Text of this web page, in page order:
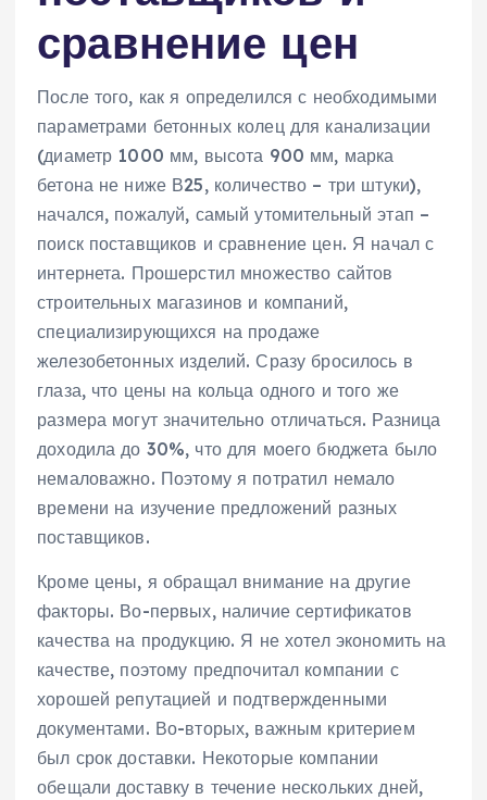
сравнение цен
После того‚ как я определился с необходимыми
параметрами бетонных колец для канализации
(диаметр 1000 мм‚ высота 900 мм‚ марка
бетона не ниже В25‚ количество – три штуки)‚
начался‚ пожалуй‚ самый утомительный этап –
поиск поставщиков и сравнение цен. Я начал с
интернета. Прошерстил множество сайтов
строительных магазинов и компаний‚
специализирующихся на продаже
железобетонных изделий. Сразу бросилось в
глаза‚ что цены на кольца одного и того же
размера могут значительно отличаться. Разница
доходила до 30%‚ что для моего бюджета было
немаловажно. Поэтому я потратил немало
времени на изучение предложений разных
поставщиков.
Кроме цены‚ я обращал внимание на другие
факторы. Во-первых‚ наличие сертификатов
качества на продукцию. Я не хотел экономить на
качестве‚ поэтому предпочитал компании с
хорошей репутацией и подтвержденными
документами. Во-вторых‚ важным критерием
был срок доставки. Некоторые компании
обещали доставку в течение нескольких дней‚